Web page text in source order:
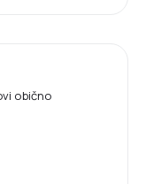
obično